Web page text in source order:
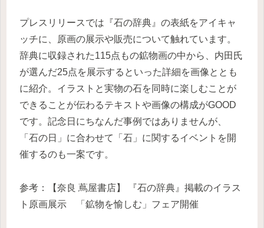
プレスリリースでは『石の辞典』の表紙をアイキャ
ッチに、原画の展示や販売について触れています。
辞典に収録された115点もの鉱物画の中から、内田氏
が選んだ25点を展示するといった詳細を画像ととも
に紹介。イラストと実物の石を同時に楽しむことが
できることが伝わるテキストや画像の構成がGOOD
です。記念日にちなんだ事例ではありませんが、
「石の日」に合わせて「石」に関するイベントを開
催するのも一案です。
参考：【奈良 蔦屋書店】 『石の辞典』掲載のイラス
ト原画展示 「鉱物を愉しむ」フェア開催